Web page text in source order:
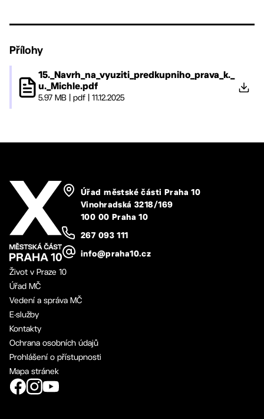
Přílohy
15._Navrh_na_vyuziti_predkupniho_prava_k._
u._Michle.pdf
5.97 MB |pdf |11.12.2025
Úřad městské části Praha 10
Vinohradská 3218/169
100 00 Praha 10
267 093 111
info@praha10.cz
Život v Praze 10
Úřad MČ
Vedení a správa MČ
E-služby
Kontakty
Ochrana osobních údajů
Prohlášení o přístupnosti
Mapa stránek